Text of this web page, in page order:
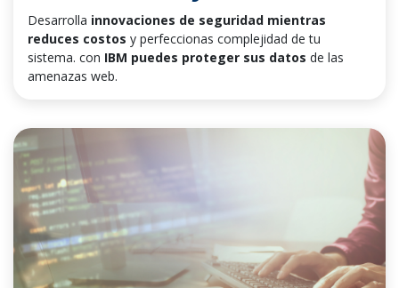
Desarrolla innovaciones de seguridad mientras
reduces costos y perfeccionas complejidad de tu
sistema. con IBM puedes proteger sus datos de las
amenazas web.